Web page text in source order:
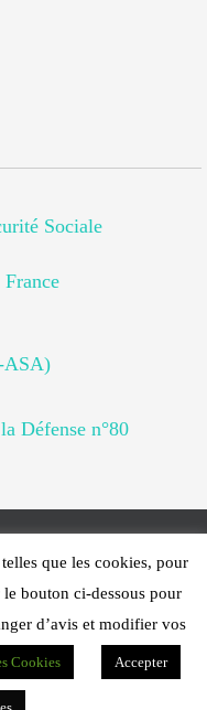
Sociale
ASA)
Défense n°80
- © 2025
WordPress.
que les cookies, pour
bouton ci-dessous pour
d’avis et modifier vos
Cookies Accepter